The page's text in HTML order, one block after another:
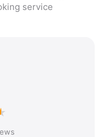
service